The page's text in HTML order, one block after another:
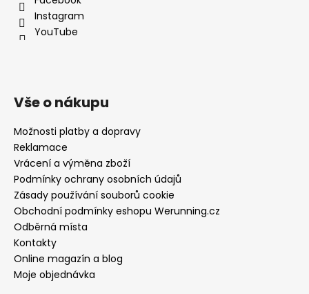
Instagram
YouTube
Vše o nákupu
Možnosti platby a dopravy
Reklamace
Vrácení a výměna zboží
Podmínky ochrany osobních údajů
Zásady používání souborů cookie
Obchodní podmínky eshopu Werunning.cz
Odběrná místa
Kontakty
Online magazín a blog
Moje objednávka